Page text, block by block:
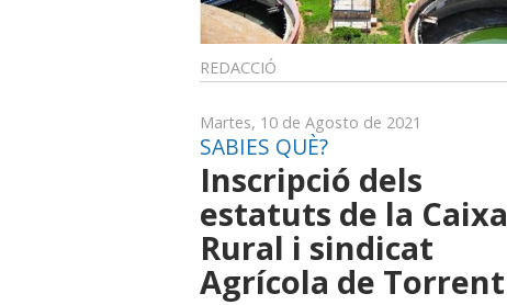
REDACCIÓ
Martes, 10 de Agosto de 2021
SABIES QUÈ?
Inscripció dels
estatuts de la Caixa
Rural i sindicat
Agrícola de Torrent